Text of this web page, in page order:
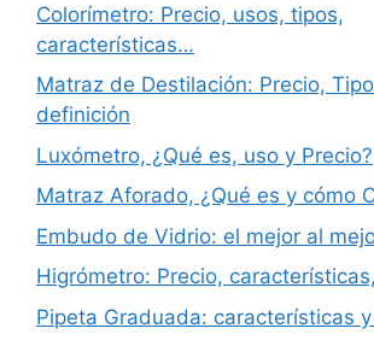
Colorímetro: Precio, usos, tipos,
características…
Matraz de Destilación: Precio,
definición
Luxómetro, ¿Qué es, uso y Precio?
Matraz Aforado, ¿Qué es y cómo
Embudo de Vidrio: el mejor al
Higrómetro: Precio,
Pipeta Graduada: características